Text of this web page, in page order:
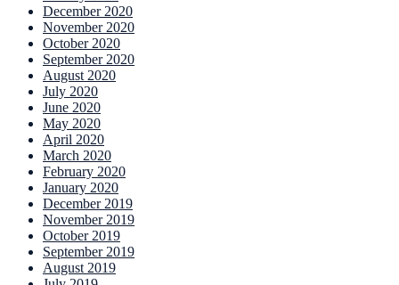
December 2020
November 2020
October 2020
September 2020
August 2020
July 2020
June 2020
May 2020
April 2020
March 2020
February 2020
January 2020
December 2019
November 2019
October 2019
September 2019
August 2019